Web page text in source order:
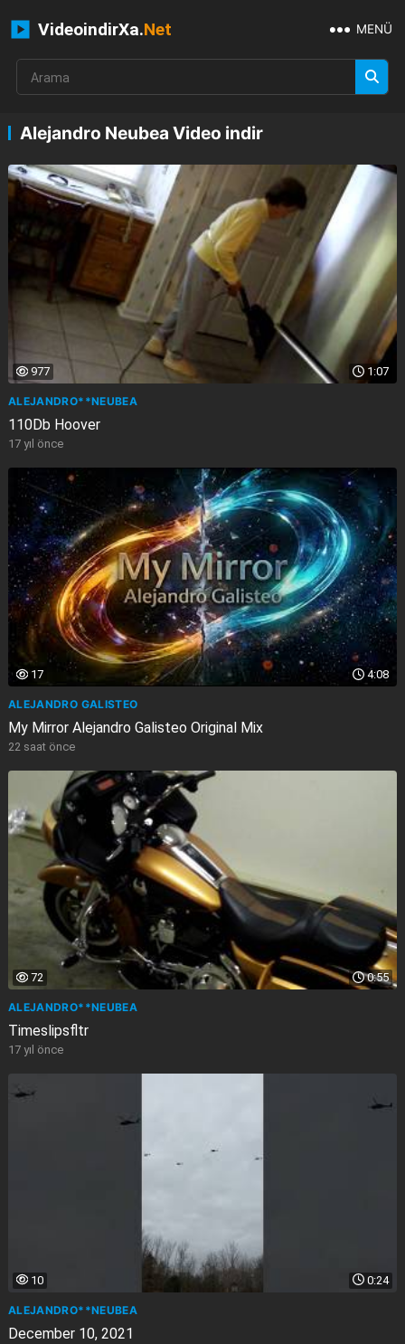
VideoindirXa.Net MENÜ
Alejandro Neubea Video indir
1:07
977
ALEJANDRO**NEUBEA
110Db Hoover
17 yıl önce
4:08
17
ALEJANDRO GALISTEO
My Mirror Alejandro Galisteo Original Mix
22 saat önce
0:55
72
ALEJANDRO**NEUBEA
Timeslipsfltr
17 yıl önce
0:24
10
ALEJANDRO**NEUBEA
December 10, 2021